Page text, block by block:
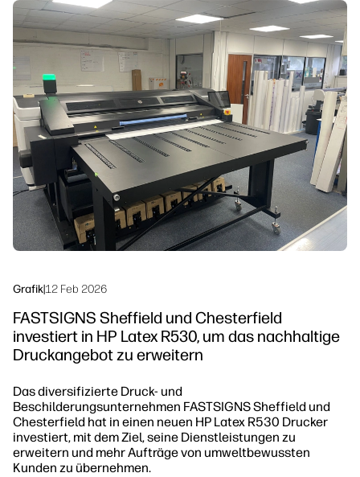
Workflow-Lösungen
Nachhaltigkeit
Grafik|12 Feb 2026
FASTSIGNS Sheffield und Chesterfield
investiert in HP Latex R530, um das nachhaltige
Druckangebot zu erweitern
Das diversifizierte Druck- und
Beschilderungsunternehmen FASTSIGNS Sheffield und
Chesterfield hat in einen neuen HP Latex R530 Drucker
investiert, mit dem Ziel, seine Dienstleistungen zu
erweitern und mehr Aufträge von umweltbewussten
Kunden zu übernehmen.